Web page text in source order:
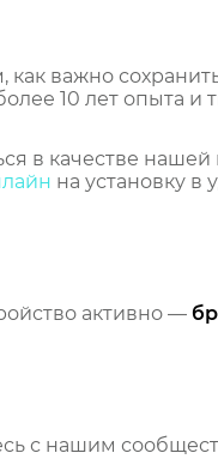
важно
10 лет опыта и
в качестве нашей
на установку в
активно —
с нашим